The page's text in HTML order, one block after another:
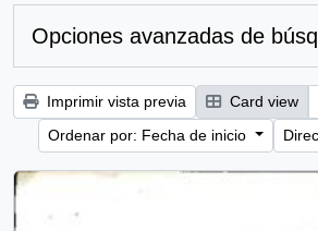
Opciones avanzadas de
Imprimir vista previa Card view
Ordenar por: Fecha de inicio